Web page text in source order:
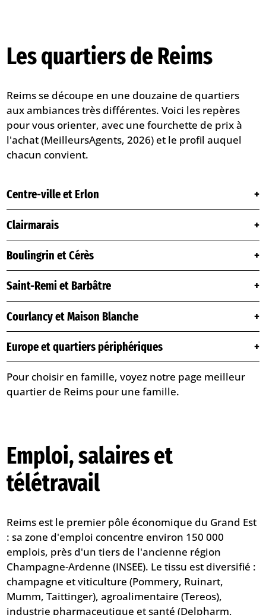
Les quartiers de Reims
Reims se découpe en une douzaine de quartiers
aux ambiances très différentes. Voici les repères
pour vous orienter, avec une fourchette de prix à
l'achat (MeilleursAgents, 2026) et le profil auquel
chacun convient.
Centre-ville et Erlon
Clairmarais
Boulingrin et Cérès
Saint-Remi et Barbâtre
Courlancy et Maison Blanche
Europe et quartiers périphériques
Pour choisir en famille, voyez notre page meilleur
quartier de Reims pour une famille.
Emploi, salaires et
télétravail
Reims est le premier pôle économique du Grand Est
: sa zone d'emploi concentre environ 150 000
emplois, près d'un tiers de l'ancienne région
Champagne-Ardenne (INSEE). Le tissu est diversifié :
champagne et viticulture (Pommery, Ruinart,
Mumm, Taittinger), agroalimentaire (Tereos),
industrie pharmaceutique et santé (Delpharm,